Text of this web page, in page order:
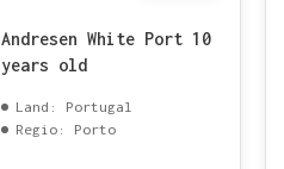
Andresen White Port 10
years old
Land: Portugal
Regio: Porto